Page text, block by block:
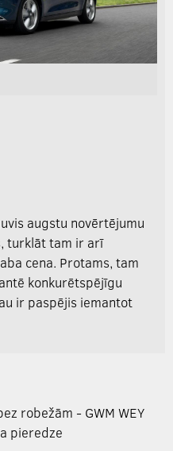
augstu novērtējumu
turklāt tam ir arī
cena. Protams, tam
konkurētspējīgu
ir paspējis iemantot
robežām - GWM WEY
pieredze